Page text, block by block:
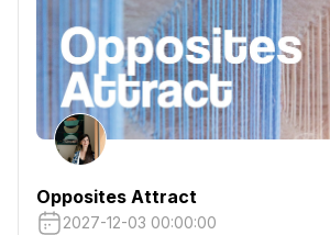
Opposites Attract
2027-12-03 00:00:00